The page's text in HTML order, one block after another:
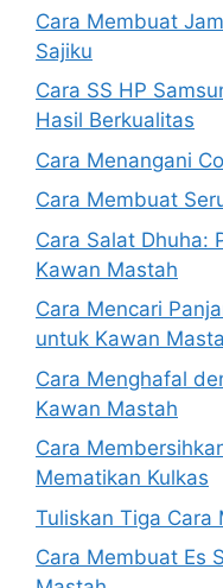
Cara Membuat
Sajiku
Cara SS HP
Hasil Berkualitas
Cara Menangani
Cara Membuat
Cara Salat Dhuha:
Kawan Mastah
Cara Mencari
untuk Kawan
Cara Menghafal
Kawan Mastah
Cara
Mematikan Kulkas
Tuliskan Tiga Cara
Cara Membuat Es